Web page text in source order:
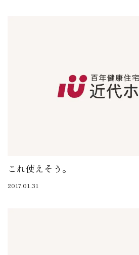
これ使えそう。
2017.01.31